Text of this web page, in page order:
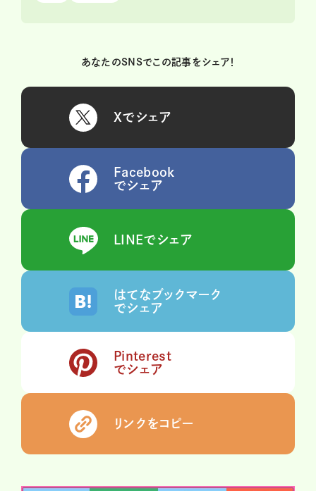
あなたのSNSでこの記事をシェア！
Xでシェア
Facebook
でシェア
LINEでシェア
はてなブックマーク
でシェア
Pinterest
でシェア
リンクをコピー